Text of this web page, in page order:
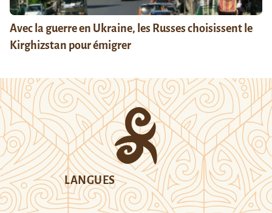
Avec la guerre en Ukraine, les Russes choisissent le
Kirghizstan pour émigrer
LANGUES